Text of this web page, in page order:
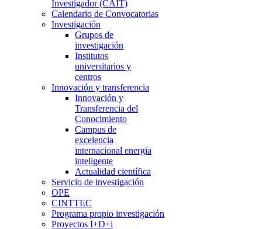
Investigador (CAIT)
Calendario de Convocatorias
Investigación
Grupos de
investigación
Institutos
universitarios y
centros
Innovación y transferencia
Innovación y
Transferencia del
Conocimiento
Campus de
excelencia
internacional energia
inteligente
Actualidad científica
Servicio de investigación
OPE
CINTTEC
Programa propio investigación
Proyectos I+D+i